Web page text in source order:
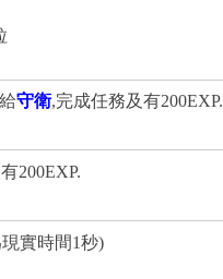
守衛,完成任務及有200EXP.
200EXP.
實時間1秒)